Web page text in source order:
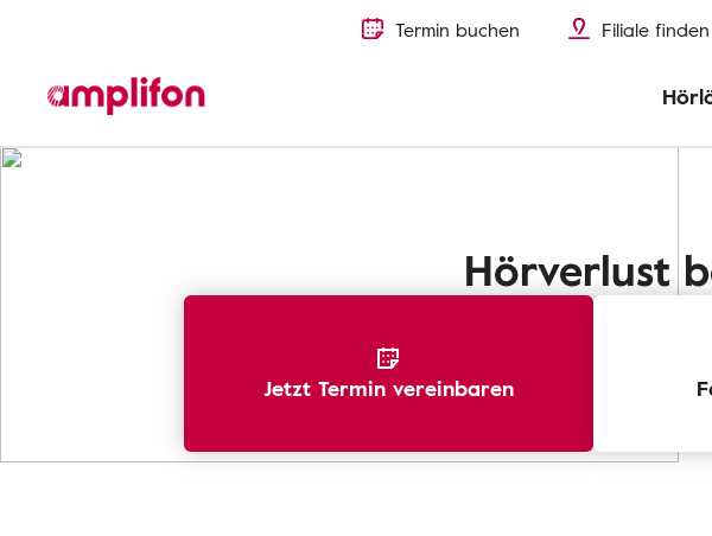
Termin buchen Filiale finden
Hörverlust
Jetzt Termin vereinbaren